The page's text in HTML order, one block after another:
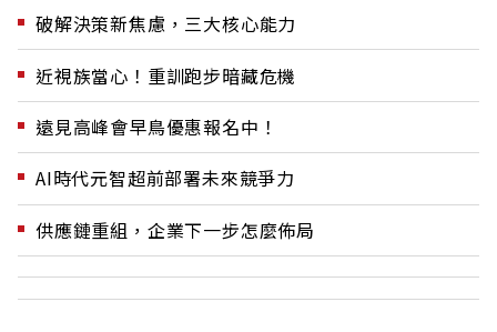
破解決策新焦慮，三大核心能力
近視族當心！重訓跑步暗藏危機
遠見高峰會早鳥優惠報名中！
AI時代元智超前部署未來競爭力
供應鏈重組，企業下一步怎麼佈局